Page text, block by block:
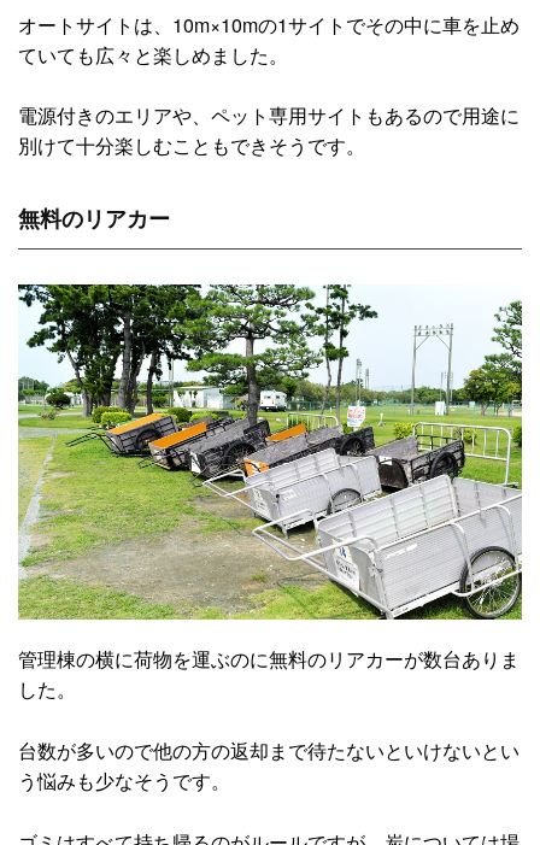
オートサイトは、10m×10mの1サイトでその中に車を止め
ていても広々と楽しめました。
電源付きのエリアや、ペット専用サイトもあるので用途に
別けて十分楽しむこともできそうです。
無料のリアカー
管理棟の横に荷物を運ぶのに無料のリアカーが数台ありま
した。
台数が多いので他の方の返却まで待たないといけないとい
う悩みも少なそうです。